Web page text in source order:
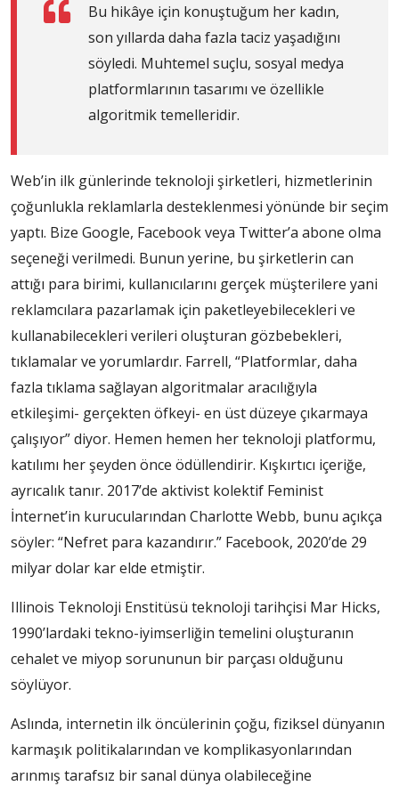
Bu hikâye için konuştuğum her kadın,
son yıllarda daha fazla taciz yaşadığını
söyledi. Muhtemel suçlu, sosyal medya
platformlarının tasarımı ve özellikle
algoritmik temelleridir.
Web’in ilk günlerinde teknoloji şirketleri, hizmetlerinin
çoğunlukla reklamlarla desteklenmesi yönünde bir seçim
yaptı. Bize Google, Facebook veya Twitter’a abone olma
seçeneği verilmedi. Bunun yerine, bu şirketlerin can
attığı para birimi, kullanıcılarını gerçek müşterilere yani
reklamcılara pazarlamak için paketleyebilecekleri ve
kullanabilecekleri verileri oluşturan gözbebekleri,
tıklamalar ve yorumlardır. Farrell, “Platformlar, daha
fazla tıklama sağlayan algoritmalar aracılığıyla
etkileşimi- gerçekten öfkeyi- en üst düzeye çıkarmaya
çalışıyor” diyor. Hemen hemen her teknoloji platformu,
katılımı her şeyden önce ödüllendirir. Kışkırtıcı içeriğe,
ayrıcalık tanır. 2017’de aktivist kolektif Feminist
İnternet’in kurucularından Charlotte Webb, bunu açıkça
söyler: “Nefret para kazandırır.” Facebook, 2020’de 29
milyar dolar kar elde etmiştir.
Illinois Teknoloji Enstitüsü teknoloji tarihçisi Mar Hicks,
1990’lardaki tekno-iyimserliğin temelini oluşturanın
cehalet ve miyop sorununun bir parçası olduğunu
söylüyor.
Aslında, internetin ilk öncülerinin çoğu, fiziksel dünyanın
karmaşık politikalarından ve komplikasyonlarından
arınmış tarafsız bir sanal dünya olabileceğine